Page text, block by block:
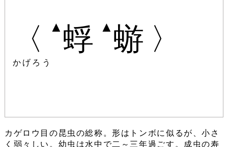
〈 ▲ 蜉 ▲ 蝣〉
かげろう
カゲロウ目の昆虫の総称。形はトンボに似るが、小さ
く弱々しい。幼虫は水中で二～三年過ごす。成虫の寿